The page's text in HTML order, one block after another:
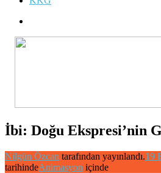
İbi: Doğu Ekspresi’nin
Nilgün Özcan tarafından yayınlandı.19
tarihindeAnimasyon içinde